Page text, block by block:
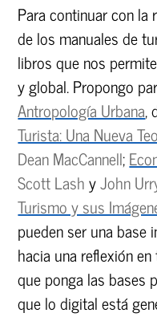
Para continuar con la
de los manuales de
libros que nos
y global. Propongo
Antropología Urbana,
Turista: Una Nueva
Dean MacCannell;
Scott LashyJohn
Turismo y sus
pueden ser una base
hacia una reflexión
que ponga las bases
que lo digital está